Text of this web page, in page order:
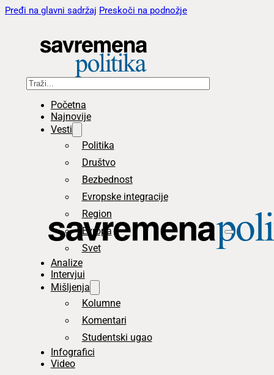
Pređi na glavni sadržaj Preskoči na podnožje
Pretraga
Početna
Najnovije
Vesti
Politika
Društvo
Bezbednost
Evropske integracije
Region
Evropa
Svet
Analize
Intervjui
Mišljenja
Kolumne
Komentari
Studentski ugao
Infografici
Video